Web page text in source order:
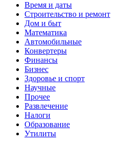
Время и даты
Строительство и ремонт
Дом и быт
Математика
Автомобильные
Конвертеры
Финансы
Бизнес
Здоровье и спорт
Научные
Прочее
Развлечение
Налоги
Образование
Утилиты